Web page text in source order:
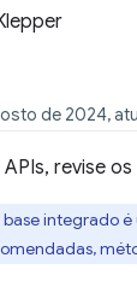
de 2024,
revise os
integrado